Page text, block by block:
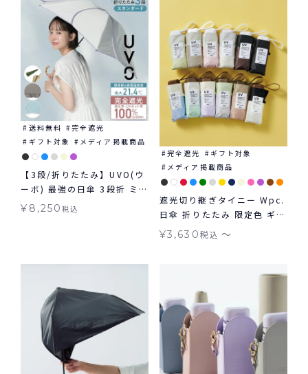
送料無料
完全遮光
ギフト対象
メディア掲載商品
【3段/折りたたみ】UVO(ウ
ーボ) 最強の日傘 3段折 ミニ
完全遮光100% ギフト対象
¥ 8,250税込
完全遮光
ギフト対象
メディア掲載商品
遮光切り継ぎタイニー Wpc.
日傘 折りたたみ 限定色 ギフ
ト対象 tiny 晴雨兼用
¥3,630税込 〜